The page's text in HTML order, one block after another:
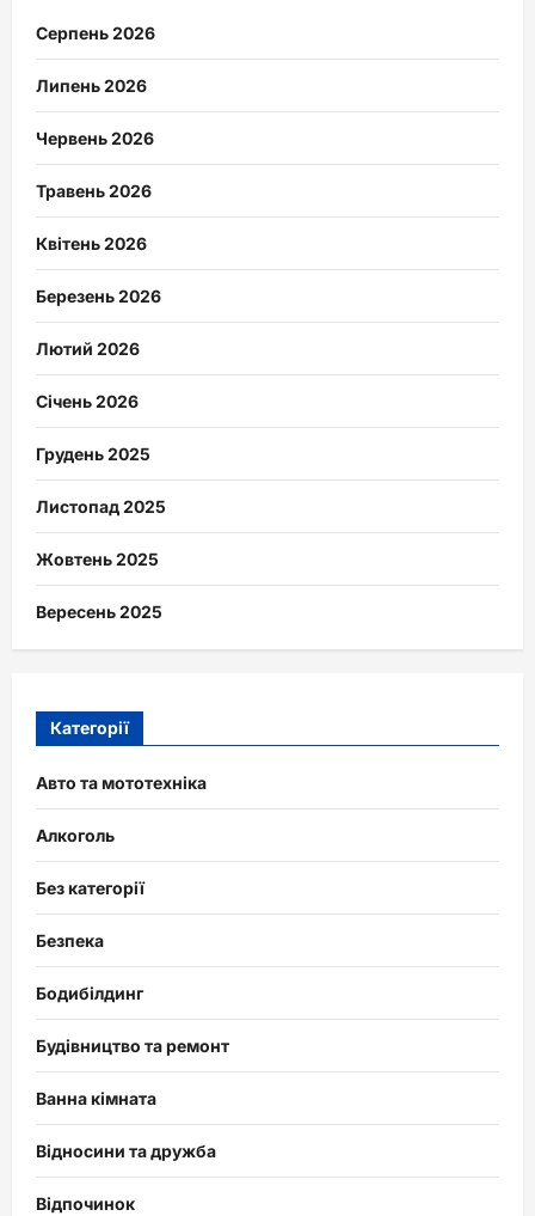
Серпень 2026
Липень 2026
Червень 2026
Травень 2026
Квітень 2026
Березень 2026
Лютий 2026
Січень 2026
Грудень 2025
Листопад 2025
Жовтень 2025
Вересень 2025
Категорії
Авто та мототехніка
Алкоголь
Без категорії
Безпека
Бодибілдинг
Будівництво та ремонт
Ванна кімната
Відносини та дружба
Відпочинок